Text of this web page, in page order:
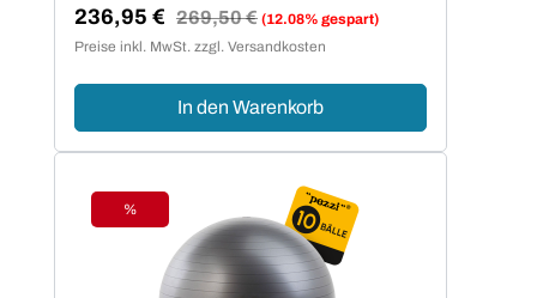
Verkaufspreis:
236,95 € Regulärer Preis:
269,50 € (12.08% gespart)
Preise inkl. MwSt. zzgl. Versandkosten
In den Warenkorb
Rabatt
%